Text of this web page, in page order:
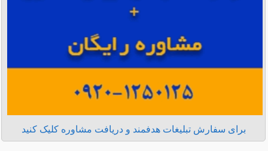
برای سفارش تبلیغات هدفمند و دریافت مشاوره کلیک کنید